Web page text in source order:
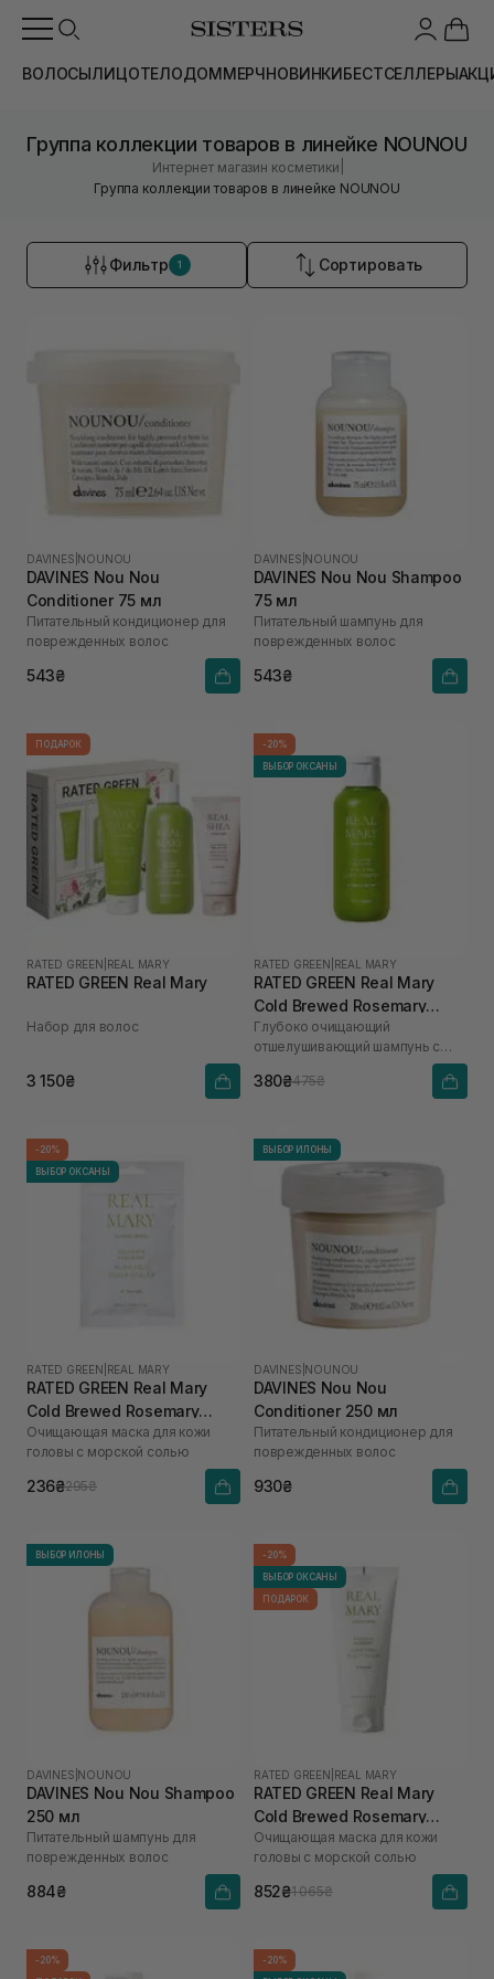
ВОЛОСЫЛИЦОТЕЛОДОММЕРЧНОВИНКИБЕСТСЕЛЛЕРЫ
Группа коллекции товаров в линейке NOUNOU
Интернет магазин косметики
Группа коллекции товаров в линейке NOUNOU
Фильтр 1 Сортировать
DAVINES NOUNOU
DAVINES Nou Nou
Conditioner 75 мл
Питательный кондиционер для
поврежденных волос
543₴
DAVINES NOUNOU
DAVINES Nou Nou Shampoo
75 мл
Питательный шампунь для
поврежденных волос
543₴
ПОДАРОК
RATED GREEN REAL MARY
RATED GREEN Real Mary
Набор для волос
3 150₴
-20%
ВЫБОР ОКСАНЫ
RATED GREEN REAL MARY
RATED GREEN Real Mary
Cold Brewed Rosemary
Exfoliating Scalp Shampoo
100 мл
Глубоко очищающий
отшелушивающий шампунь с
380₴475₴
-20%
ВЫБОР ОКСАНЫ
RATED GREEN REAL MARY
RATED GREEN Real Mary
Cold Brewed Rosemary
Purifyng Scalp Scaler 50 мл
Очищающая маска для кожи
головы с морской солью
236₴295₴
ВЫБОР ИЛОНЫ
DAVINES NOUNOU
DAVINES Nou Nou
Conditioner 250 мл
Питательный кондиционер для
поврежденных волос
930₴
ВЫБОР ИЛОНЫ
DAVINES NOUNOU
DAVINES Nou Nou Shampoo
250 мл
Питательный шампунь для
поврежденных волос
884₴
-20%
ВЫБОР ОКСАНЫ
ПОДАРОК
RATED GREEN REAL MARY
RATED GREEN Real Mary
Cold Brewed Rosemary
Purifyng Scalp Scaler 200
мл
Очищающая маска для кожи
головы с морской солью
852₴1 065₴
-20%
-20%